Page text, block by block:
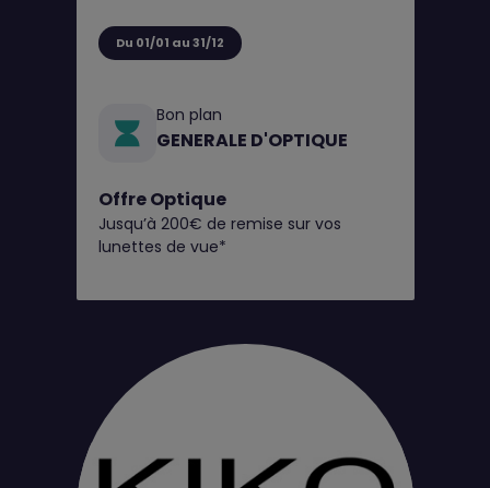
Du 01/01 au 31/12
Bon plan
GENERALE D'OPTIQUE
Offre Optique
Jusqu’à 200€ de remise sur vos
lunettes de vue*